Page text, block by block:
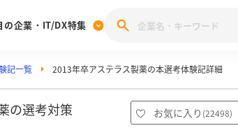
選考体験記投稿キャンペーン
DX企業就職ブランド調査
の企業・IT/DX特集
記一覧 2013年卒アステラス製薬の本選考体験記詳細
の選考対策
お気に入り (22498)